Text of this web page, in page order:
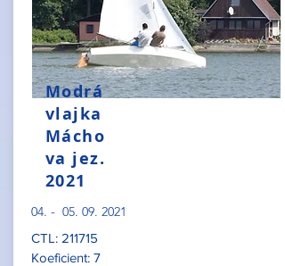
Modrá
vlajka
Mácho
va jez.
2021
04. - 05. 09. 2021
CTL: 211715
Koeficient: 7